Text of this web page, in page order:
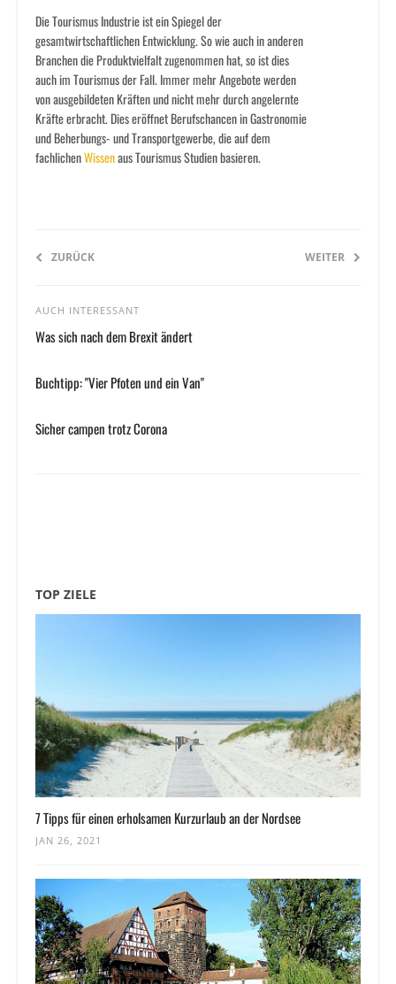
Die Tourismus Industrie ist ein Spiegel der
gesamtwirtschaftlichen Entwicklung. So wie auch in anderen
Branchen die Produktvielfalt zugenommen hat, so ist dies
auch im Tourismus der Fall. Immer mehr Angebote werden
von ausgebildeten Kräften und nicht mehr durch angelernte
Kräfte erbracht. Dies eröffnet Berufschancen in Gastronomie
und Beherbungs- und Transportgewerbe, die auf dem
fachlichenWissenaus Tourismus Studien basieren.
ZURÜCK WEITER
AUCH INTERESSANT
Was sich nach dem Brexit ändert
Buchtipp: "Vier Pfoten und ein Van"
Sicher campen trotz Corona
TOP ZIELE
7 Tipps für einen erholsamen Kurzurlaub an der Nordsee
JAN 26, 2021